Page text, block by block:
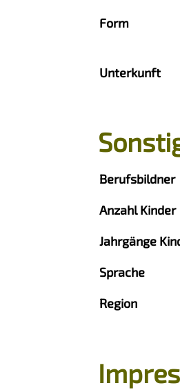
Form
Unterkunft
Berufsbildner
Anzahl Kinder
Jahrgänge
Sprache
Region